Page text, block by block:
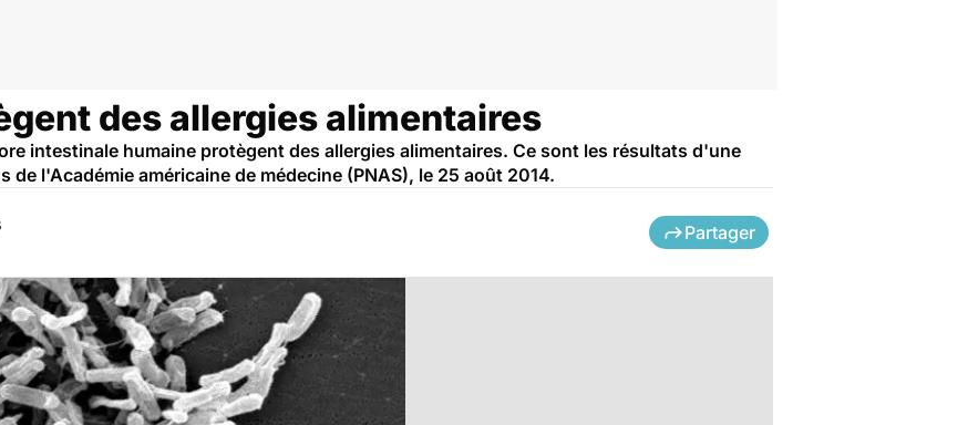
des allergies alimentaires
intestinale humaine protègent des allergies alimentaires. Ce sont les résultats d'une
l'Académie américaine de médecine (PNAS), le 25 août 2014.
Partager